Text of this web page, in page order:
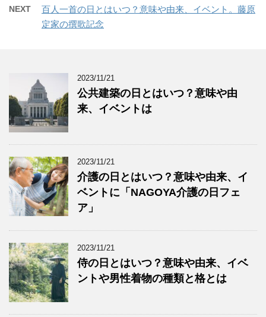
NEXT
百人一首の日とはいつ？意味や由来、イベント。藤原
定家の撰歌記念
2023/11/21
公共建築の日とはいつ？意味や由
来、イベントは
2023/11/21
介護の日とはいつ？意味や由来、イ
ベントに「NAGOYA介護の日フェ
ア」
2023/11/21
侍の日とはいつ？意味や由来、イベ
ントや男性着物の種類と格とは